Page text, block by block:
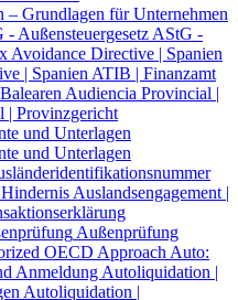
– Grundlagen für Unternehmen
- AußensteuergesetzAStG -
Avoidance Directive | Spanien
| SpanienATIB | Finanzamt
Audiencia Provincial |
| Provinzgericht
und Unterlagen
und Unterlagen
Auslandsengagement |
Außenprüfung
OECD ApproachAuto:
AnmeldungAutoliquidation |
Autoliquidation |